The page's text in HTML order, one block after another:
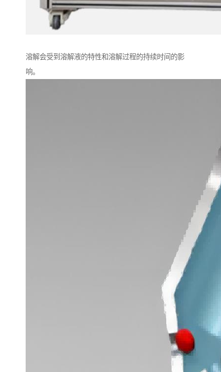
溶解会受到溶解液的特性和溶解过程的持续时间的影
响。